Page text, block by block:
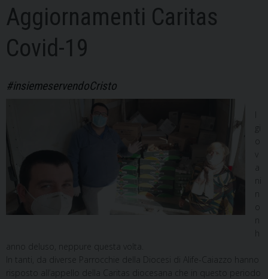
Aggiornamenti Caritas
Covid-19
#insiemeservendoCristo
gi
a
ni
n
n
h
anno deluso, neppure questa volta.
In tanti, da diverse Parrocchie della Diocesi di Alife-Caiazzo hanno
risposto all’appello della Caritas diocesana che in questo periodo